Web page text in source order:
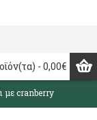
- 0,00€
με cranberry